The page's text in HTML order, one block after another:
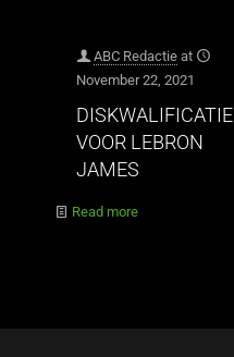
ABC Redactie at
November 22, 2021
DISKWALIFICATIE
VOOR LEBRON
JAMES
Read more